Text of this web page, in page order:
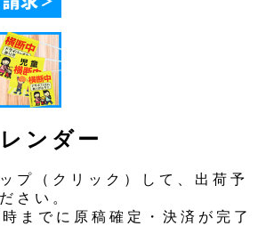
ンダー
プ（クリック）して、出荷予
さい。
までに原稿確定・決済が完了